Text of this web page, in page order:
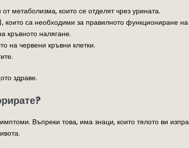
метаболизма, които се отделят чрез урината.
са необходими за правилното функциониране на
кръвното налягане.
на червени кръвни клетки.
здраве.
Въпреки това, има знаци, които тялото ви